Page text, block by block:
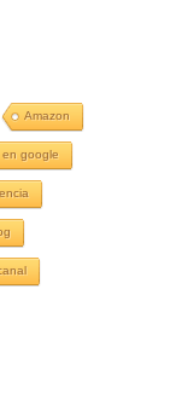
Amazon
en google